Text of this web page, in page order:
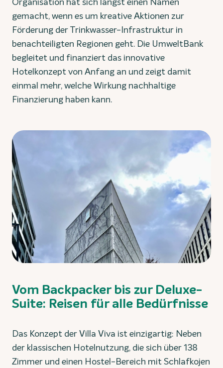
gemacht, wenn es um kreative Aktionen zur
Förderung der Trinkwasser-Infrastruktur in
benachteiligten Regionen geht. Die UmweltBank
begleitet und finanziert das innovative
Hotelkonzept von Anfang an und zeigt damit
einmal mehr, welche Wirkung nachhaltige
Finanzierung haben kann.
Vom Backpacker bis zur Deluxe-
Suite: Reisen für alle Bedürfnisse
Das Konzept der Villa Viva ist einzigartig: Neben
der klassischen Hotelnutzung, die sich über 138
Zimmer und einen Hostel-Bereich mit Schlafkojen